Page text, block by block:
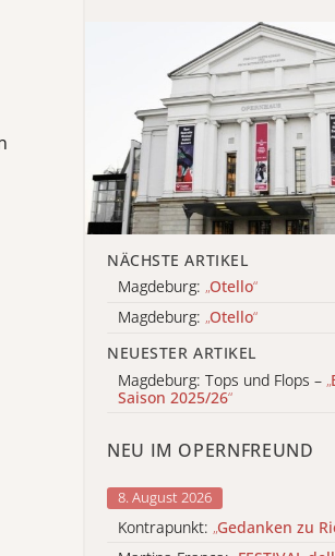
NÄCHSTE ARTIKEL
Magdeburg: „Otello“
Magdeburg: „Otello“
NEUESTER ARTIKEL
Magdeburg: Tops und Flops – „
Saison 2025/26“
NEU IM OPERNFREUND
8. August 2026
Kontrapunkt: „Gedanken zu